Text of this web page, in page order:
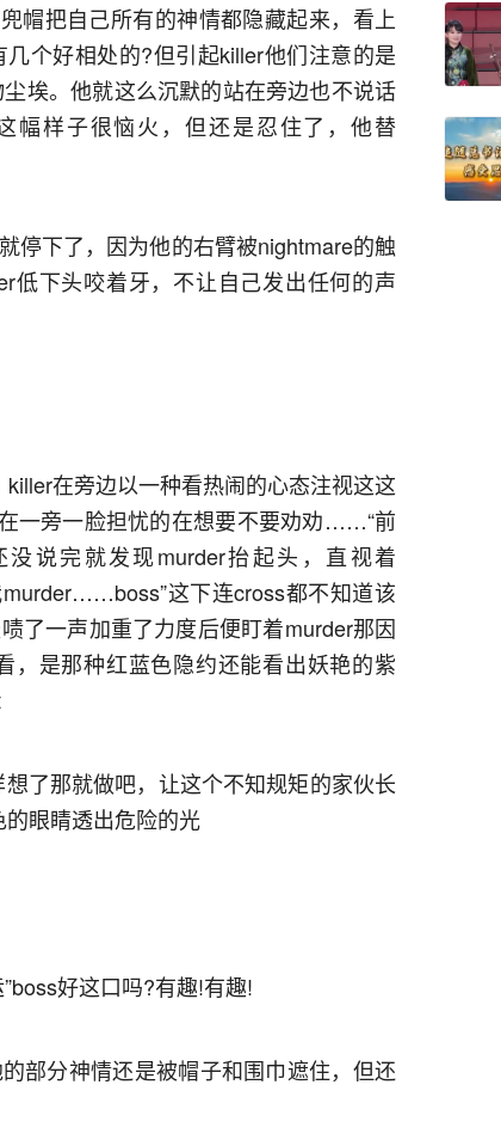
帽把自己所有的神情都隐藏起来，看上
个好相处的?但引起killer他们注意的是
埃。他就这么沉默的站在旁边也不说话
幅样子很恼火，但还是忍住了，他替
下了，因为他的右臂被nightmare的触
低下头咬着牙，不让自己发出任何的声
在旁边以一种看热闹的心态注视这这
一旁一脸担忧的在想要不要劝劝……“前
说完就发现murder抬起头，直视着
这下连cross都不知道该
了一声加重了力度后便盯着murder那因
，是那种红蓝色隐约还能看出妖艳的紫
了那就做吧，让这个不知规矩的家伙长
眼睛透出危险的光
好这口吗?有趣!有趣!
部分神情还是被帽子和围巾遮住，但还